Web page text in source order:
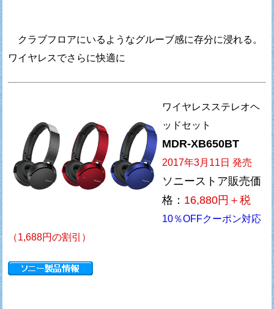
クラブフロアにいるようなグルーブ感に存分に浸れる。
ワイヤレスでさらに快適に
ワイヤレスステレオヘ
ッドセット
MDR-XB650BT
2017年3月11日 発売
ソニーストア販売価
格： 16,880円＋税
10％OFFクーポン対応
（1,688円の割引）